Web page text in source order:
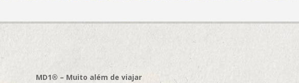
MD1® – Muito além de viajar